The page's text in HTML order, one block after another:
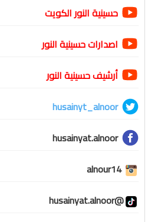
حسينية النور الكويت
اصدارات حسينية النور
أرشيف حسينية النور
husainyt_alnoor
husainyat.alnoor
alnour14
@husainyat.alnoor